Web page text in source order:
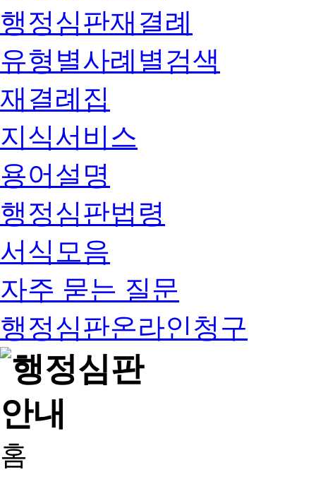
행정심판재결례
유형별사례별검색
재결례집
지식서비스
용어설명
행정심판법령
서식모음
자주 묻는 질문
행정심판온라인청구
홈